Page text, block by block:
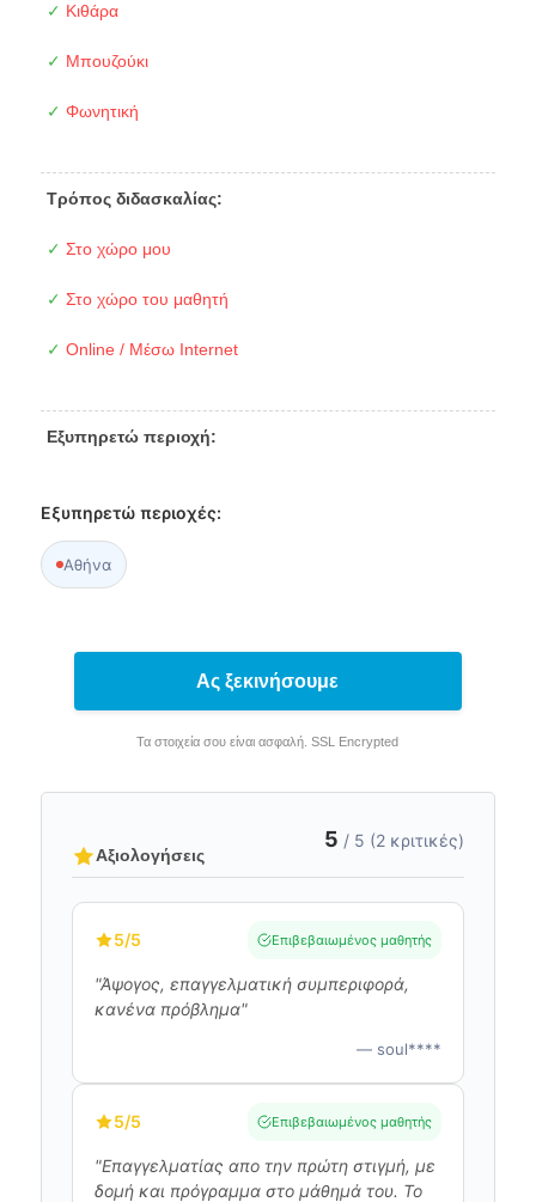
✓ Κιθάρα
✓ Μπουζούκι
✓ Φωνητική
Τρόπος διδασκαλίας:
✓ Στο χώρο μου
✓ Στο χώρο του μαθητή
✓ Online / Μέσω Internet
Εξυπηρετώ περιοχή:
Εξυπηρετώ περιοχές:
Αθήνα
Ας ξεκινήσουμε
Τα στοιχεία σου είναι ασφαλή. SSL Encrypted
Αξιολογήσεις
5 / 5 (2 κριτικές)
5/5 Επιβεβαιωμένος μαθητής
"Άψογος, επαγγελματική συμπεριφορά,
κανένα πρόβλημα"
— soul****
5/5 Επιβεβαιωμένος μαθητής
"Επαγγελματίας απο την πρώτη στιγμή, με
δομή και πρόγραμμα στο μάθημά του. Το